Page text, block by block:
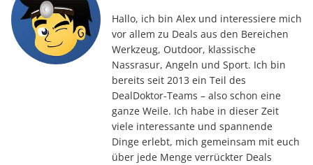
Hallo, ich bin Alex und interessiere mich
vor allem zu Deals aus den Bereichen
Werkzeug, Outdoor, klassische
Nassrasur, Angeln und Sport. Ich bin
bereits seit 2013 ein Teil des
DealDoktor-Teams – also schon eine
ganze Weile. Ich habe in dieser Zeit
viele interessante und spannende
Dinge erlebt, mich gemeinsam mit euch
über jede Menge verrückter Deals